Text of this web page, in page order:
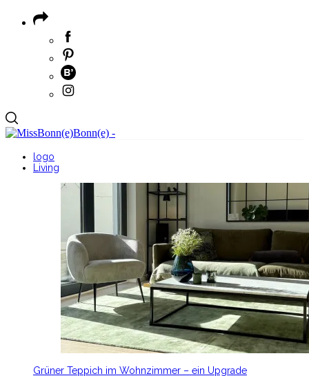
logo
Living
Grüner Teppich im Wohnzimmer – ein Upgrade